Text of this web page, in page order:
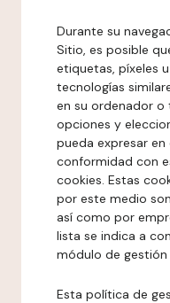
Durante su
Sitio, es posible
etiquetas, píxeles
tecnologías
en su ordenador o
opciones y
pueda expresar
conformidad con
cookies. Estas
por este medio
así como por
lista se indica a
módulo de gestión
Esta política de